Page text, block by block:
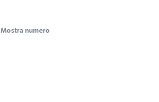
Mostra numero